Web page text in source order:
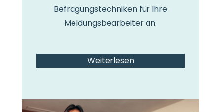
Befragungstechniken für Ihre
Meldungsbearbeiter an.
Weiterlesen